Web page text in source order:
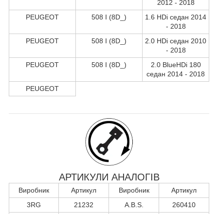
2012 - 2018
PEUGEOT
508 I (8D_)
1.6 HDi седан 2014
- 2018
PEUGEOT
508 I (8D_)
2.0 HDi седан 2010
- 2018
PEUGEOT
508 I (8D_)
2.0 BlueHDi 180
седан 2014 - 2018
PEUGEOT
АРТИКУЛИ АНАЛОГІВ
Виробник Артикул Виробник
Артикул
3RG
21232 A.B.S.
260410